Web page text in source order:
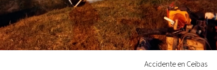
Accidente en Ceibas